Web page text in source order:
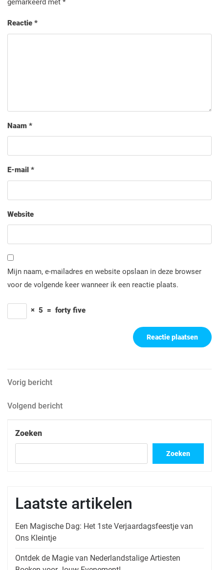
gemarkeerd met *
Reactie *
Naam *
E-mail *
Website
Mijn naam, e-mailadres en website opslaan in deze browser
voor de volgende keer wanneer ik een reactie plaats.
× 5 = forty five
Berichtnavigatie
Vorig
Vorig bericht
Volgend
Volgend bericht
Zoeken
Zoeken
Laatste artikelen
Een Magische Dag: Het 1ste Verjaardagsfeestje van
Ons Kleintje
Ontdek de Magie van Nederlandstalige Artiesten